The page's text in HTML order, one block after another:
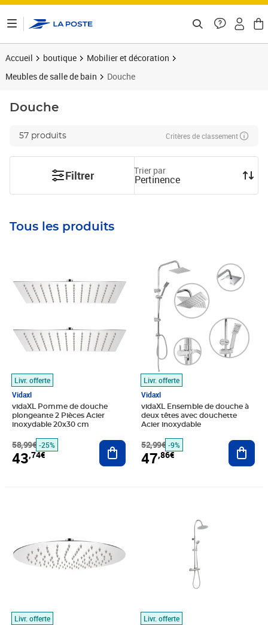
Accueil boutique
Mobilier et décoration
Meubles de salle de bain
Douche
Douche
57 produits Critères de classement
Filtrer Trier par
Pertinence
Tous les produits
Livr. offerte
Vidaxl
vidaXL Pomme de douche
plongeante 2 Pièces Acier
inoxydable 20x30 cm
58,99€ -25%
43,74€
Ajouter au panier
Livr. offerte
Vidaxl
vidaXL Ensemble de douche à
deux têtes avec douchette
Acier inoxydable
52,99€
Prix barré 52,99€
-9%
47,86€
Prix 47,86€
Livr. offerte
Livr. offerte